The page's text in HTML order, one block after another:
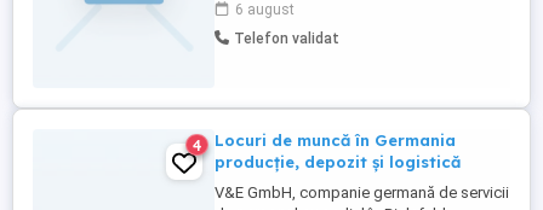
Cerințe: - Autorizație de fochist; -Talonul
pentru vize anuale cu o valabilitate de cel
6 august
Telefon validat
4
Locuri de muncă în Germania
producție, depozit și logistică
V&E GmbH, companie germană de servicii